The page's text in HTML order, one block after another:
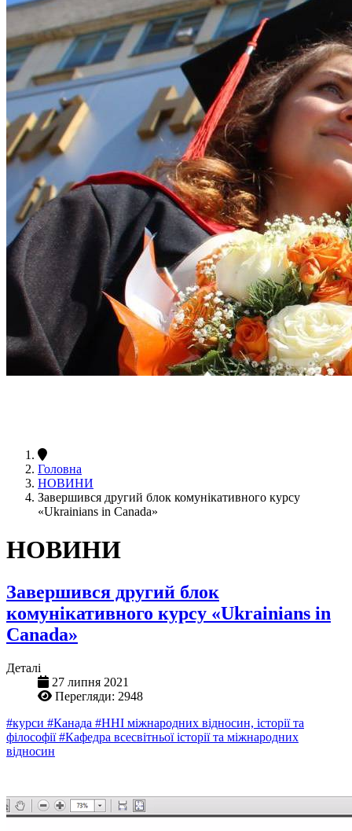
Головна
НОВИНИ
Завершився другий блок комунікативного курсу
«Ukrainians in Canada»
НОВИНИ
Завершився другий блок
комунікативного курсу «Ukrainians in
Canada»
Деталі
27 липня 2021
Перегляди: 2948
#курси #Канада #ННІ міжнародних відносин, історії та
філософії#Кафедра всесвітньої історії та міжнародних
відносин